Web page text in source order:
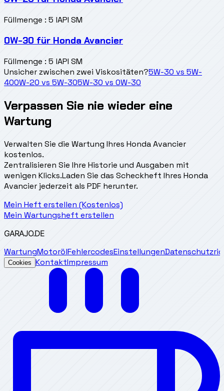
Füllmenge : 5 lAPI SM
0W-30 für Honda Avancier
Füllmenge : 5 lAPI SM
Unsicher zwischen zwei Viskositäten?5W-30 vs 5W-
400W-20 vs 5W-305W-30 vs 0W-30
Verpassen Sie nie wieder eine
Wartung
Verwalten Sie die Wartung Ihres Honda Avancier
kostenlos.
Zentralisieren Sie Ihre Historie und Ausgaben mit
wenigen Klicks.Laden Sie das Scheckheft Ihres Honda
Avancier jederzeit als PDF herunter.
Mein Heft erstellen (Kostenlos)
Mein Wartungsheft erstellen
GARAJO.DE
WartungMotorölFehlercodesEinstellungen
Cookies KontaktImpressum